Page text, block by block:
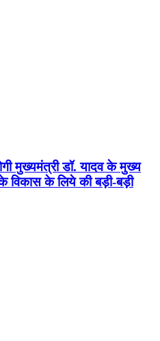
मुख्यमंत्री डॉ. यादव के मुख्य
विकास के लिये की बड़ी-बड़ी